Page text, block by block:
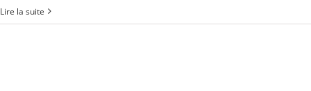
Lire la suite